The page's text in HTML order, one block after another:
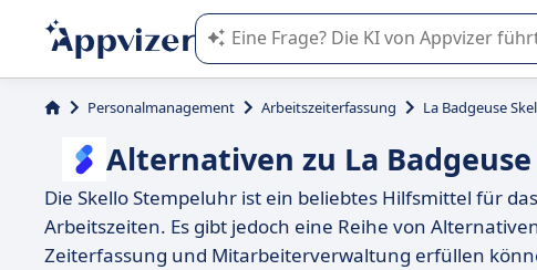
Die KI von Appvizer führt Sie bei der
Personalmanagement Arbeitszeiterfassung La Badgeuse
Alternativen zu La
Die Skello Stempeluhr ist ein beliebtes Hilfsmittel für
Arbeitszeiten. Es gibt jedoch eine Reihe von
Zeiterfassung und Mitarbeiterverwaltung erfüllen